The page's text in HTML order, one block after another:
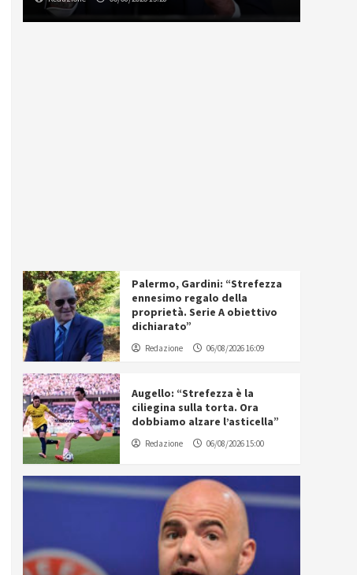
Palermo, Gardini: “Strefezza
ennesimo regalo della
proprietà. Serie A obiettivo
dichiarato”
Redazione 06/08/2026 16:09
Augello: “Strefezza è la
ciliegina sulla torta. Ora
dobbiamo alzare l’asticella”
Redazione 06/08/2026 15:00